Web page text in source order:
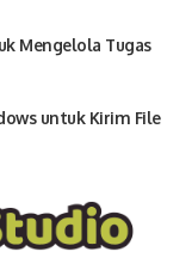
Mengelola Tugas
untuk Kirim File